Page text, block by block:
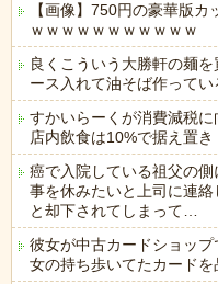
【画像】750円の豪華版
ｗｗｗｗｗｗｗｗｗｗｗ
良くこういう大勝軒の麺
ース入れて油そば作ってい
すかいらーくが消費減税
店内飲食は10%で据え置き
癌で入院している祖父の
事を休みたいと上司に連絡
と却下されてしまって…
彼女が中古カードショッ
女の持ち歩いてたカード